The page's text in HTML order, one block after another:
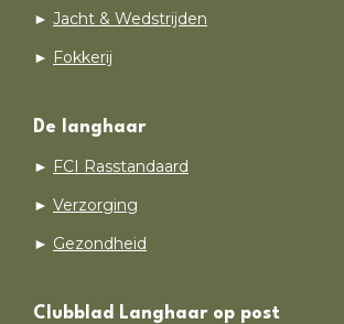
► Jacht & Wedstrijden
► Fokkerij
De langhaar
► FCI Rasstandaard
► Verzorging
► Gezondheid
Clubblad Langhaar op post